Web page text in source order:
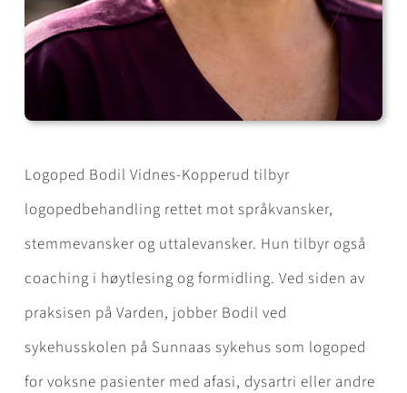
Logoped Bodil Vidnes-Kopperud tilbyr
logopedbehandling rettet mot språkvansker,
stemmevansker og uttalevansker. Hun tilbyr også
coaching i høytlesing og formidling. Ved siden av
praksisen på Varden, jobber Bodil ved
sykehusskolen på Sunnaas sykehus som logoped
for voksne pasienter med afasi, dysartri eller andre